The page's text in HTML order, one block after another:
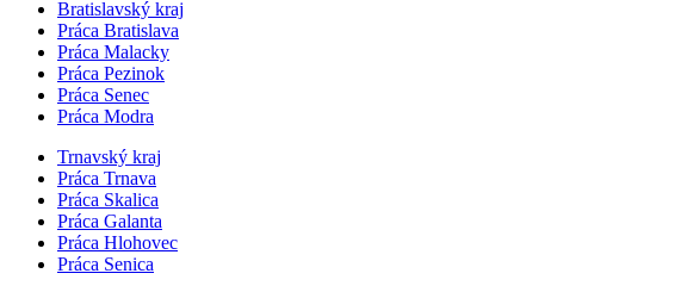
Bratislavský kraj
Práca Bratislava
Práca Malacky
Práca Pezinok
Práca Senec
Práca Modra
Trnavský kraj
Práca Trnava
Práca Skalica
Práca Galanta
Práca Hlohovec
Práca Senica